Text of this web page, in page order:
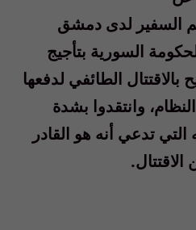
السفير لدى دمشق
السورية بتأجيج
بالاقتتال الطائفي لدفعها
وانتقدوا بشدة
تدعي أنه هو القادر